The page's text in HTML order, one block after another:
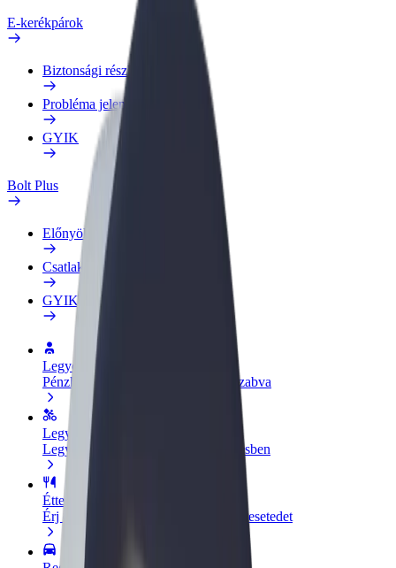
E-kerékpárok
Biztonsági részleg
Probléma jelentése
GYIK
Bolt Plus
Előnyök
Csatlakozás
GYIK
Legyél sofőr
Pénzkereseti lehetőség igényeidre szabva
Legyél futár
Legyél futár és részesülj heti kifizetésben
Étterem vagy üzlet hozzáadása
Érj el több felhasználót és növeld keresetedet